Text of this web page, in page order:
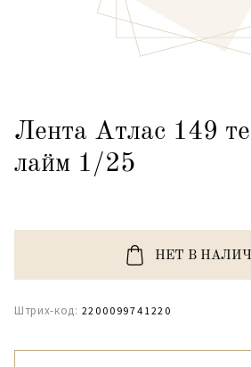
Лента Атлас 149
лайм 1/25
НЕТ В
Штрих-код: 2200099741220